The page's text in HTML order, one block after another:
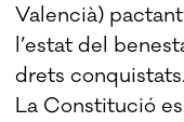
Valencià)
l’estat del
drets conquistats.
La Constitució